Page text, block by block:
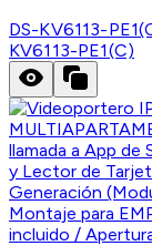
DS-KV6113-
KV6113-PE1(C)